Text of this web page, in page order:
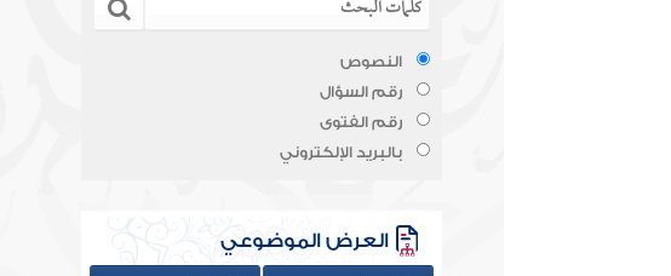
النصوص
رقم السؤال
رقم الفتوى
بالبريد الإلكتروني
العرض الموضوعي